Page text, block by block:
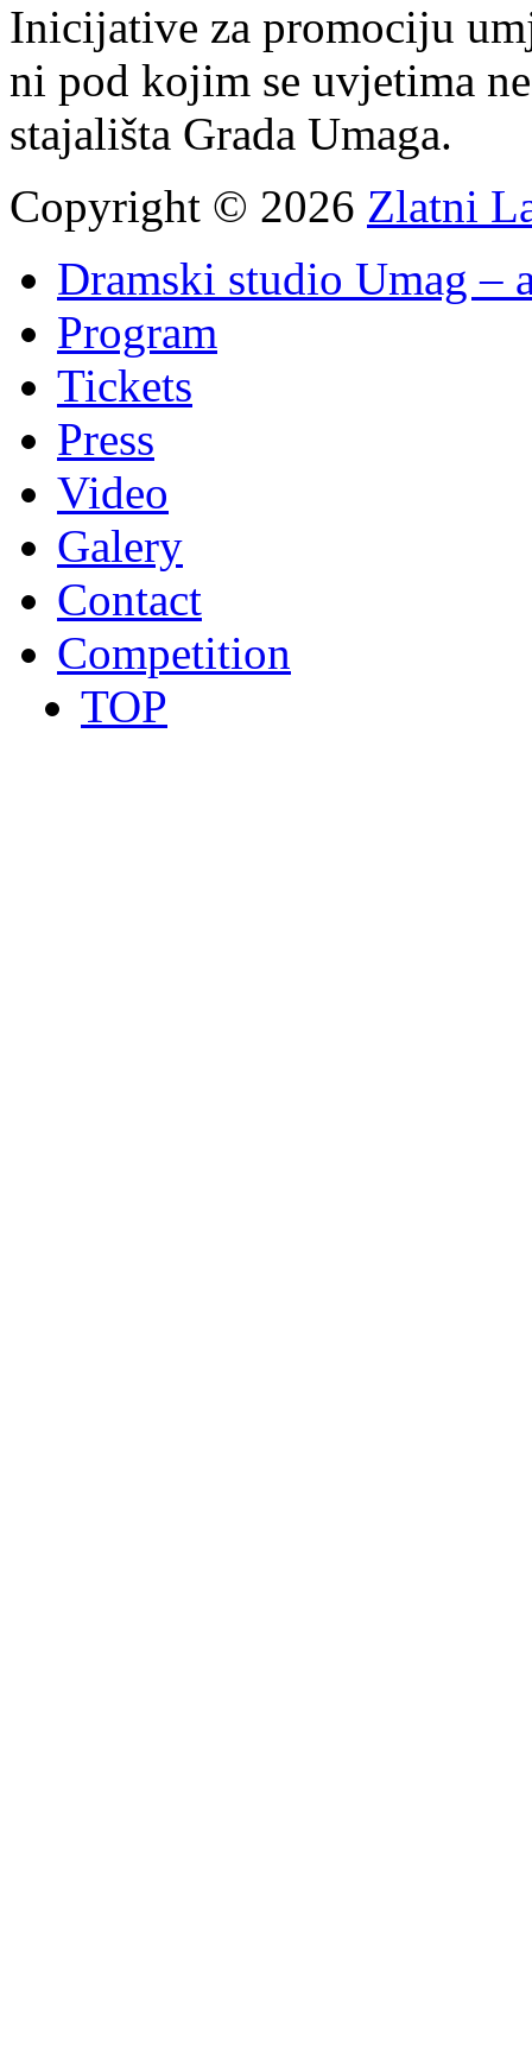
Inicijative za promociju
ni pod kojim se uvjetima
stajališta Grada Umaga.
Copyright © 2026 Zlatni
Dramski studio Umag –
Program
Tickets
Press
Video
Galery
Contact
Competition
TOP